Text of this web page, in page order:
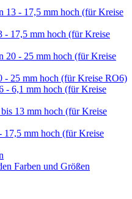
13 - 17,5 mm hoch (für Kreise
- 17,5 mm hoch (für Kreise
20 - 25 mm hoch (für Kreise
- 25 mm hoch (für Kreise RO6)
- 6,1 mm hoch (für Kreise
13 mm hoch (für Kreise
17,5 mm hoch (für Kreise
Farben und Größen